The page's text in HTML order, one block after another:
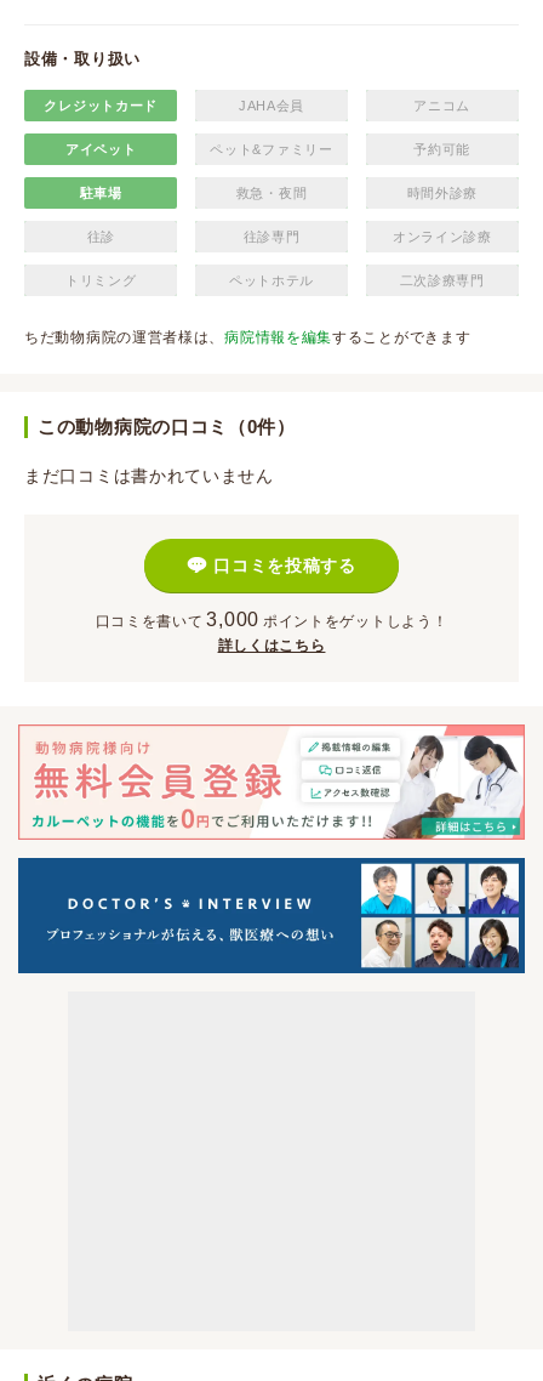
設備・取り扱い
クレジットカード JAHA会員 アニコム
アイペット ペット&ファミリー 予約可能
駐車場 救急・夜間 時間外診療
往診 往診専門 オンライン診療
トリミング ペットホテル 二次診療専門
ちだ動物病院の運営者様は、病院情報を編集することができます
この動物病院の口コミ（0件）
まだ口コミは書かれていません
口コミを投稿する
口コミを書いて 3,000 ポイント をゲットしよう！
詳しくはこちら